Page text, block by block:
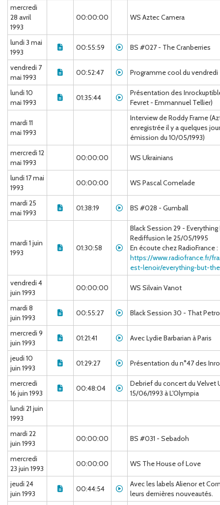
mercredi
28 avril
1993
00:00:00 WS Aztec Camera
lundi 3 mai
1993
00:55:59 BS #027 - The Cranberries
vendredi 7
mai 1993
00:52:47 Programme cool du vendredi
lundi 10
mai 1993
01:35:44
Présentation des
Fevret - Emmannuel Tellier)
mardi 11
mai 1993
Interview de Roddy Frame
enregistrée il y a quelques
émission du 10/05/1993)
mercredi 12
mai 1993
00:00:00 WS Ukrainians
lundi 17 mai
1993
00:00:00 WS Pascal Comelade
mardi 25
mai 1993
01:38:19 BS #028 - Gumball
mardi 1 juin
1993
01:30:58
Black Session 29 - Everything
Rediffusion le 25/05/1995
En écoute chez RadioFrance :
https://www.radiofrance.fr/
est-lenoir/everything-but-
vendredi 4
juin 1993
00:00:00 WS Silvain Vanot
mardi 8
juin 1993
00:55:27 Black Session 30 - That
mercredi 9
juin 1993
01:21:41 Avec Lydie Barbarian à Paris
jeudi 10
juin 1993
01:29:27 Présentation du n°47 des
mercredi
16 juin 1993
00:48:04
Debrief du concert du Velvet
15/06/1993 à L'Olympia
lundi 21 juin
1993
mardi 22
juin 1993
00:00:00 BS #031 - Sebadoh
mercredi
23 juin 1993
00:00:00 WS The House of Love
jeudi 24
juin 1993
00:44:54
Avec les labels Alienor et
leurs dernières nouveautés.